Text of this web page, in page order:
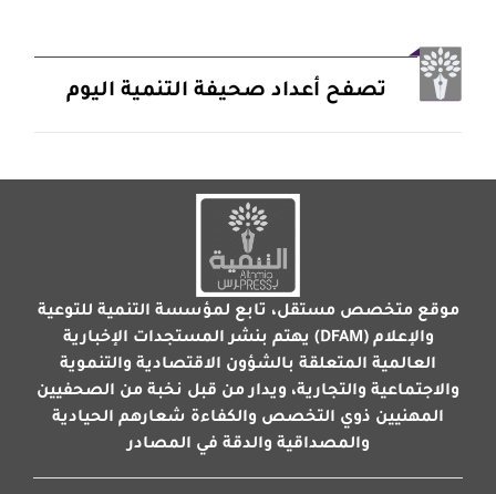
تصفح أعداد صحيفة التنمية اليوم
موقع متخصص مستقل، تابع لمؤسسة التنمية للتوعية
والإعلام (DFAM) يهتم بنشر المستجدات الإخبارية
العالمية المتعلقة بالشؤون الاقتصادية والتنموية
والاجتماعية والتجارية، ويدار من قبل نخبة من الصحفيين
المهنيين ذوي التخصص والكفاءة شعارهم الحيادية
والمصداقية والدقة في المصادر